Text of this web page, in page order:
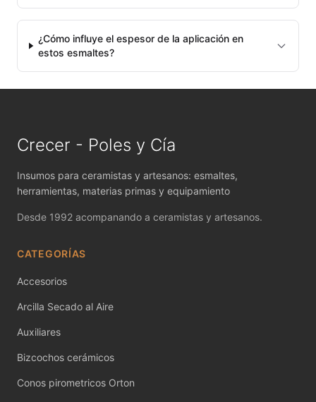
Papel engomado para calcos
Pastas cerámicas - Fabricación propia
Pigmentos Bajo Cubierta
Pigmentos puros
¿Cómo influye el espesor de la aplicación en
estos esmaltes?
Crecer - Poles y Cía
Insumos para ceramistas y artesanos: esmaltes,
herramientas, materias primas y equipamiento
Desde 1992 acompanando a ceramistas y artesanos.
CATEGORÍAS
Accesorios
Arcilla Secado al Aire
Auxiliares
Bizcochos cerámicos
Conos pirometricos Orton